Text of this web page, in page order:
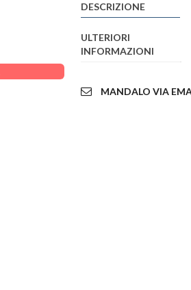
DESCRIZIONE
ULTERIORI
INFORMAZIONI
MANDALO VIA